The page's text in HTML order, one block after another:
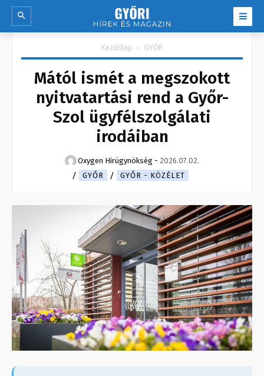
Kezdőlap GYŐR
Mától ismét a megszokott
nyitvatartási rend a Győr-
Szol ügyfélszolgálati
irodáiban
Oxygen Hirügynökség - 2026.07.02.
GYŐR
GYŐR - KÖZÉLET